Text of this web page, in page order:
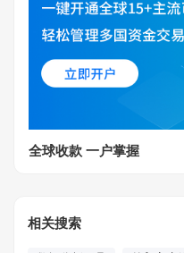
全球收款 一户掌握
相关搜索